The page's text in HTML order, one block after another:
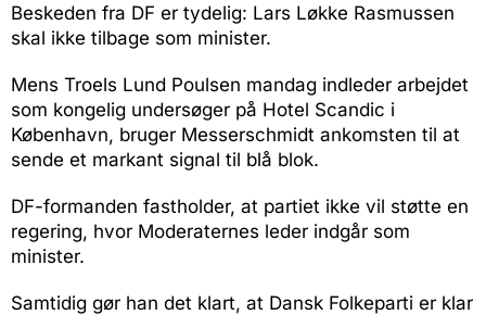
Beskeden fra DF er tydelig: Lars Løkke Rasmussen
skal ikke tilbage som minister.
Mens Troels Lund Poulsen mandag indleder arbejdet
som kongelig undersøger på Hotel Scandic i
København, bruger Messerschmidt ankomsten til at
sende et markant signal til blå blok.
DF-formanden fastholder, at partiet ikke vil støtte en
regering, hvor Moderaternes leder indgår som
minister.
Samtidig gør han det klart, at Dansk Folkeparti er klar